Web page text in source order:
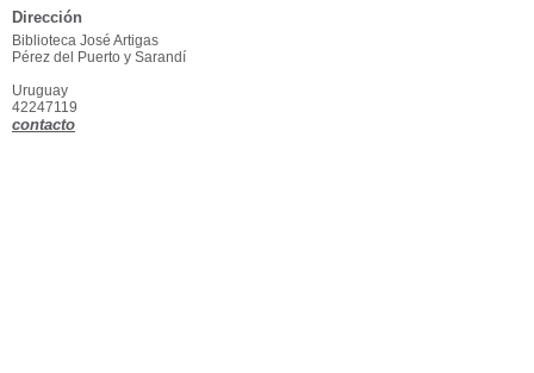
Dirección
Biblioteca José Artigas
Pérez del Puerto y Sarandí
Uruguay
42247119
contacto